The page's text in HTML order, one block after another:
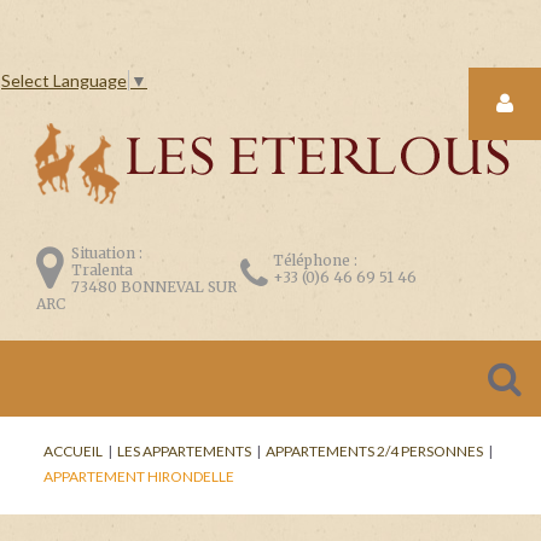
Select Language ▼
Situation :
Tralenta
73480 BONNEVAL SUR
ARC
Téléphone :
+33 (0)6 46 69 51 46
ACCUEIL | LES APPARTEMENTS | APPARTEMENTS 2/4 PERSONNES |
APPARTEMENT HIRONDELLE
FORM
souvenir
de